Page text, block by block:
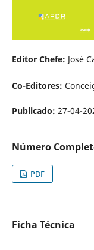
Editor Chefe: José
Co-Editores:
Publicado: 27-04-
Número
PDF
Ficha Técnica